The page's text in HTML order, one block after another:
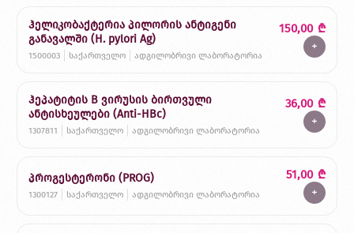
ჰელიკობაქტერია პილორის ანტიგენი
განავალში (H. pylori Ag)
1500003 საქართველო ადგილობრივი ლაბორატორია
150,00 ₾
+
ჰეპატიტის B ვირუსის ბირთვული
ანტისხეულები (Anti-HBc)
1307811 საქართველო ადგილობრივი ლაბორატორია
36,00 ₾
+
პროგესტერონი (PROG)
1300127 საქართველო ადგილობრივი ლაბორატორია
51,00 ₾
+